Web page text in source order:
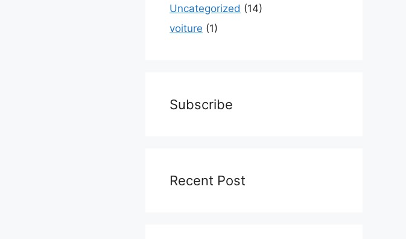
Uncategorized (14)
voiture (1)
Subscribe
Recent Post